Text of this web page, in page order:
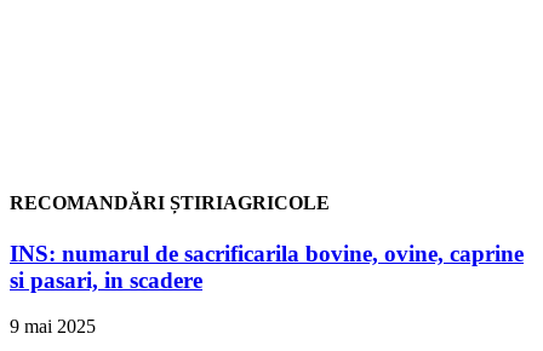
RECOMANDĂRI ȘTIRIAGRICOLE
INS: numarul de sacrificarila bovine, ovine, caprine
si pasari, in scadere
9 mai 2025